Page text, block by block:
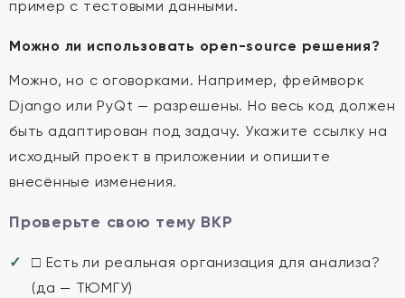
пример с тестовыми данными.
Можно ли использовать open-source решения?
Можно, но с оговорками. Например, фреймворк
Django или PyQt — разрешены. Но весь код должен
быть адаптирован под задачу. Укажите ссылку на
исходный проект в приложении и опишите
внесённые изменения.
Проверьте свою тему ВКР
□ Есть ли реальная организация для анализа?
(да — ТЮМГУ)